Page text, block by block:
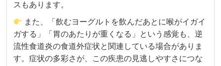
スもあります。
また、「飲むヨーグルトを飲んだあとに喉がイガイ
ガする」「胃のあたりが重くなる」という感覚も、逆
流性食道炎の食道外症状と関連している場合がありま
す。症状の多彩さが、この疾患の見逃しやすさにつな